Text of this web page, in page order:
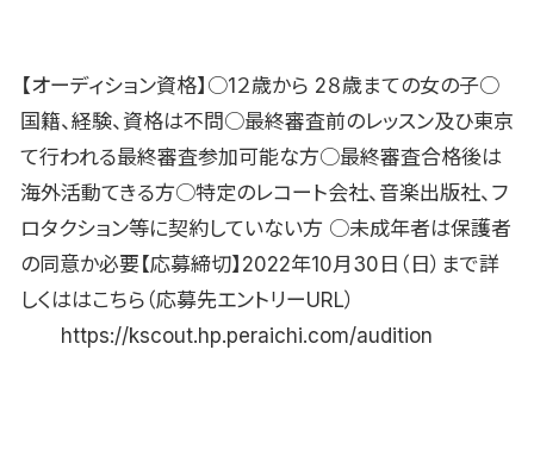
【オーディション資格】○1２歳から 2８歳まての女の子○
国籍、経験、資格は不問○最終審査前のレッスン及ひ東京
て行われる最終審査参加可能な方○最終審査合格後は
海外活動てきる方○特定のレコート会社、音楽出版社、フ
ロタクション等に契約していない方 ○未成年者は保護者
の同意か必要【応募締切】2022年10月30日（日）まで詳
しくははこちら（応募先エントリーURL）
https://kscout.hp.peraichi.com/audition